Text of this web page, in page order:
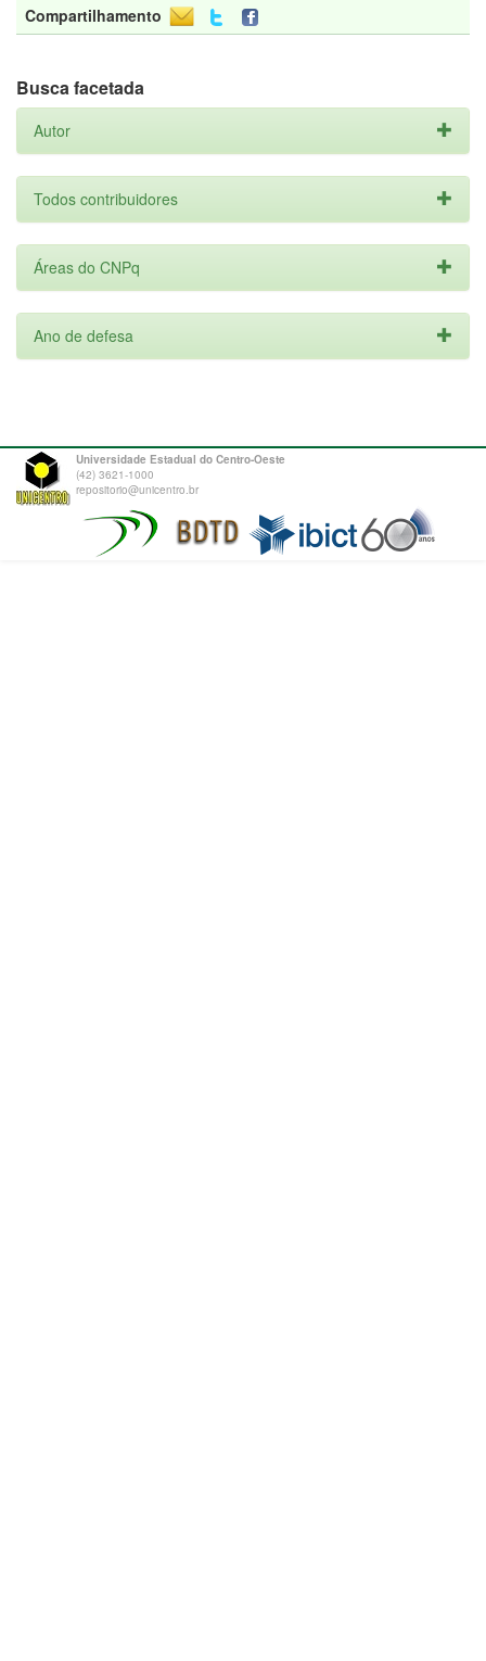
Compartilhamento
Busca facetada
Autor
Todos contribuidores
Áreas do CNPq
Ano de defesa
Universidade Estadual do Centro-Oeste
(42) 3621-1000
repositorio@unicentro.br